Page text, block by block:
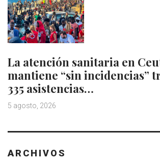
La atención sanitaria en
mantiene “sin incidencias”
335 asistencias…
5 agosto, 2026
ARCHIVOS